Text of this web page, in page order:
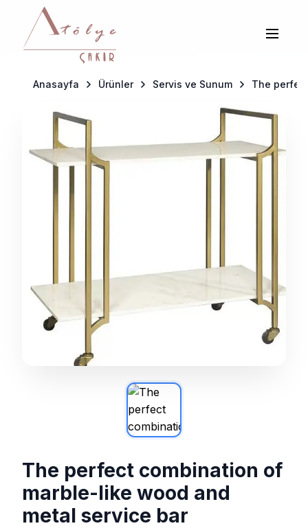
Anasayfa Ürünler Servis ve Sunum The
The perfect combination of
marble-like wood and
metal service bar